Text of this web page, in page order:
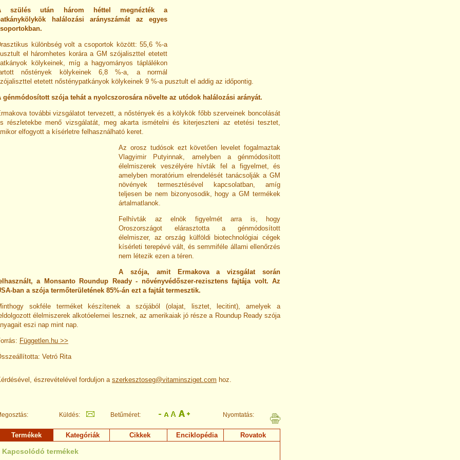
szülés után három héttel megnézték a
halálozási arányszámát az egyes
különbség volt a csoportok között: 55,6 %-a
el háromhetes korára a GM szójaliszttel etetett
kölykeinek, míg a hagyományos táplálékon
nőstények kölykeinek 6,8 %-a, a normál
etetett nősténypatkányok kölykeinek 9 %-a pusztult el addig az időpontig.
génmódosított szója tehát a nyolcszorosára növelte az utódok halálozási arányát.
további vizsgálatot tervezett, a nőstények és a kölykök főbb szerveinek boncolását
részletekbe menő vizsgálatát, meg akarta ismételni és kiterjeszteni az etetési tesztet,
elfogyott a kísérletre felhasználható keret.
Az orosz tudósok ezt követően levelet fogalmaztak
Vlagyimir Putyinnak, amelyben a génmódosított
élelmiszerek veszélyére hívták fel a figyelmet, és
amelyben moratórium elrendelését tanácsolják a GM
növények termesztésével kapcsolatban, amíg
teljesen be nem bizonyosodik, hogy a GM termékek
ártalmatlanok.
Felhívták az elnök figyelmét arra is, hogy
Oroszországot elárasztotta a génmódosított
élelmiszer, az ország külföldi biotechnológiai cégek
kísérleti terepévé vált, és semmiféle állami ellenőrzés
nem létezik ezen a téren.
A szója, amit Ermakova a vizsgálat során
a Monsanto Roundup Ready - növényvédőszer-rezisztens fajtája volt. Az
ban a szója termőterületének 85%-án ezt a fajtát termesztik.
sokféle terméket készítenek a szójából (olajat, lisztet, lecitint), amelyek a
élelmiszerek alkotóelemei lesznek, az amerikaiak jó része a Roundup Ready szója
eszi nap mint nap.
Független.hu >>
Vetró Rita
észrevételével forduljon a szerkesztoseg@vitaminsziget.com hoz.
Küldés: Betűméret: Nyomtatás:
Termékek Kategóriák Cikkek Enciklopédia Rovatok
Kapcsolódó termékek